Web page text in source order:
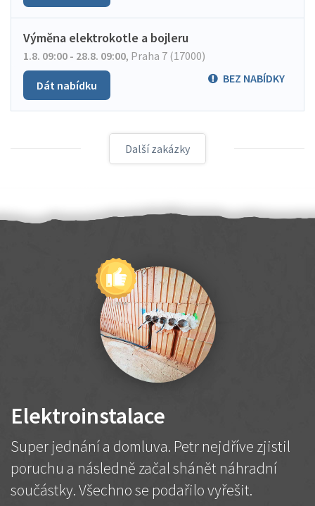
Výměna elektrokotle a bojleru
1.8. 09:00 - 28.8. 09:00, Praha 7 (17000)
BEZ NABÍDKY
Dát nabídku
Další zakázky
Elektroinstalace
Super jednání a domluva. Petr nejdříve zjistil
poruchu a následně začal shánět náhradní
součástky. Všechno se podařilo vyřešit.